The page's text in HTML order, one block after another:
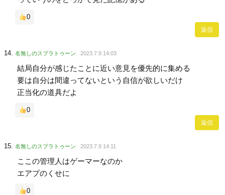
0
返信
名無しのスプラトゥーン 2023.7.9 14:03
結局自分が感じたことに近い意見を優先的に集める
要は自分は間違ってないという自信が欲しいだけ
正当化の道具だよ
0
返信
名無しのスプラトゥーン 2023.7.9 14:11
ここの管理人はゲーマーなのか
エアプのくせに
0